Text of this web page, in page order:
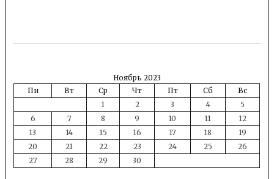
Ноябрь 2023
Пн
Вт Ср Чт Пт Сб
Вс
1
2 3 4
5
6
7 8 9 10 11
12
13
14 15 16 17 18
19
20
21 22 23 24 25
26
27
28 29 30